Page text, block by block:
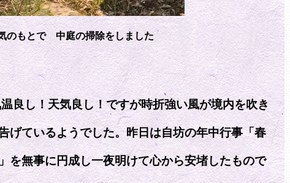
のもとで 中庭の掃除をしました
良し！天気良し！ですが時折強い風が境内を吹き
げているようでした。昨日は自坊の年中行事「春
を無事に円成し一夜明けて心から安堵したもので